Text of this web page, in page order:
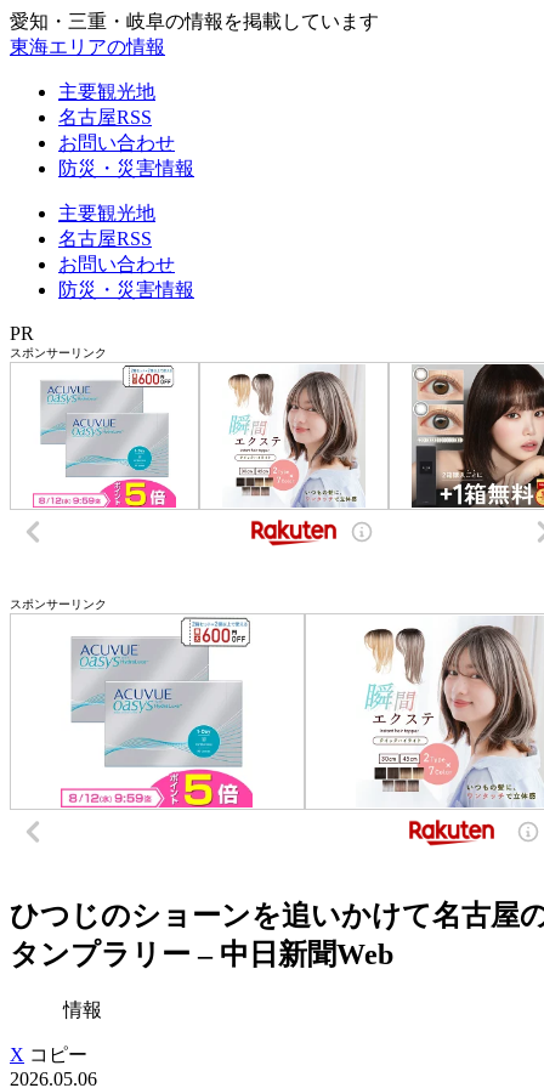
愛知・三重・岐阜の情報を掲載しています
東海エリアの情報
主要観光地
名古屋RSS
お問い合わせ
防災・災害情報
主要観光地
名古屋RSS
お問い合わせ
防災・災害情報
PR
スポンサーリンク
スポンサーリンク
ひつじのショーンを追いかけて名古屋
タンプラリー – 中日新聞Web
情報
X コピー
2026.05.06